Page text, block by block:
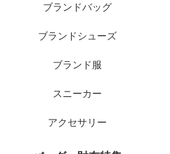
ブランドバッグ
ブランドシューズ
ブランド服
スニーカー
アクセサリー